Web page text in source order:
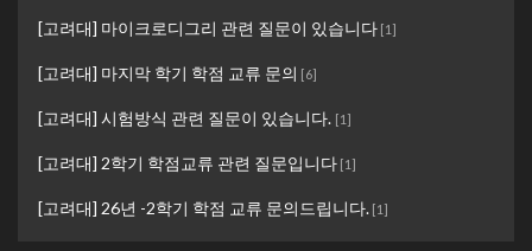
[고려대] 마이크로디그리 관련 질문이 있습니다 [1]
[고려대] 마지막 학기 학점 교류 문의 [6]
[고려대] 시험방식 관련 질문이 있습니다. [1]
[고려대] 2학기 학점교류 관련 질문입니다 [1]
[고려대] 26년 -2학기 학점 교류 문의드립니다. [1]